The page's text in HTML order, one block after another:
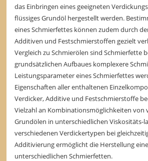
das Einbringen eines geeigneten
flüssiges Grundöl hergestellt werden.
eines Schmierfettes können zudem durch
Additiven und Festschmierstoffen gezielt
Vergleich zu Schmierölen sind Schmierfette
grundsätzlichen Aufbaues komplexere
Leistungsparameter eines Schmierfettes
Eigenschaften aller enthaltenen
Verdicker, Additive und Festschmierstoffe
Vielzahl an Kombinationsmöglichkeiten von
Grundölen in unterschiedlichen Viskositäts-
verschiedenen Verdickertypen bei
Additivierung ermöglicht die Herstellung
unterschiedlichen Schmierfetten.